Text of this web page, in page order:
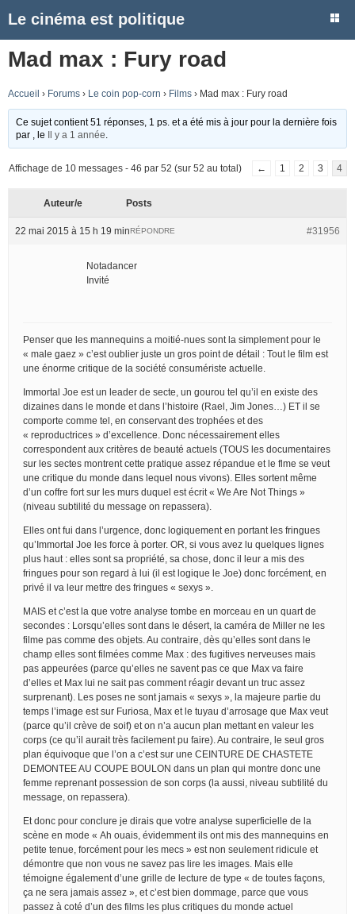
Le cinéma est politique
Mad max : Fury road
Accueil › Forums › Le coin pop-corn › Films › Mad max : Fury road
Ce sujet contient 51 réponses, 1 ps. et a été mis à jour pour la dernière fois
par
, le Il y a 1 année
Affichage de 10 messages - 46 par 52 (sur 52 au total) ← 1 2 3 4
Auteur/e Posts
22 mai 2015 à 15 h 19 min #31956
RÉPONDRE
Notadancer
Invité
Penser que les mannequins a moitié-nues sont la simplement pour le
« male gaez » c’est oublier juste un gros point de détail : Tout le film est
une énorme critique de la société consumériste actuelle.
Immortal Joe est un leader de secte, un gourou tel qu’il en existe des
dizaines dans le monde et dans l’histoire (Rael, Jim Jones…) ET il se
comporte comme tel, en conservant des trophées et des
« reproductrices » d’excellence. Donc nécessairement elles
correspondent aux critères de beauté actuels (TOUS les documentaires
sur les sectes montrent cette pratique assez répandue et le flme se veut
une critique du monde dans lequel nous vivons). Elles sortent même
d’un coffre fort sur les murs duquel est écrit « We Are Not Things »
(niveau subtilité du message on repassera).
Elles ont fui dans l’urgence, donc logiquement en portant les fringues
qu’Immortal Joe les force à porter. OR, si vous avez lu quelques lignes
plus haut : elles sont sa propriété, sa chose, donc il leur a mis des
fringues pour son regard à lui (il est logique le Joe) donc forcément, en
privé il va leur mettre des fringues « sexys ».
MAIS et c’est la que votre analyse tombe en morceau en un quart de
secondes : Lorsqu’elles sont dans le désert, la caméra de Miller ne les
filme pas comme des objets. Au contraire, dès qu’elles sont dans le
champ elles sont filmées comme Max : des fugitives nerveuses mais
pas appeurées (parce qu’elles ne savent pas ce que Max va faire
d’elles et Max lui ne sait pas comment réagir devant un truc assez
surprenant). Les poses ne sont jamais « sexys », la majeure partie du
temps l’image est sur Furiosa, Max et le tuyau d’arrosage que Max veut
(parce qu’il crève de soif) et on n’a aucun plan mettant en valeur les
corps (ce qu’il aurait très facilement pu faire). Au contraire, le seul gros
plan équivoque que l’on a c’est sur une CEINTURE DE CHASTETE
DEMONTEE AU COUPE BOULON dans un plan qui montre donc une
femme reprenant possession de son corps (la aussi, niveau subtilité du
message, on repassera).
Et donc pour conclure je dirais que votre analyse superficielle de la
scène en mode « Ah ouais, évidemment ils ont mis des mannequins en
petite tenue, forcément pour les mecs » est non seulement ridicule et
démontre que non vous ne savez pas lire les images. Mais elle
témoigne également d’une grille de lecture de type « de toutes façons,
ça ne sera jamais assez », et c’est bien dommage, parce que vous
passez à coté d’un des films les plus critiques du monde actuel